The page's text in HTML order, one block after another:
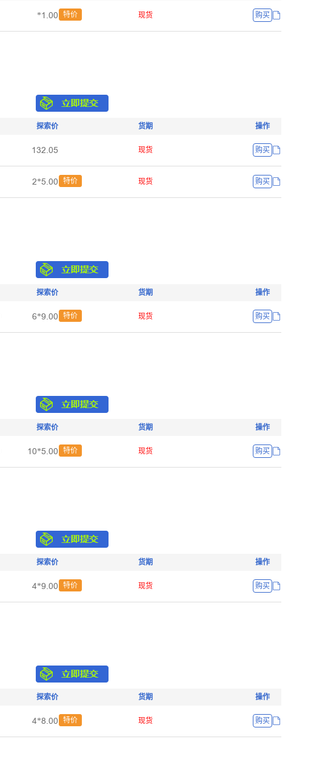
*Ȝŕŏŏ 特价 现货 购买
探索价 货期 操作
ȜğĤŕŏŪ 现货 购买
Ĥ*Ūŕŏŏ 特价 现货 购买
探索价 货期 操作
Ī*Žŕŏŏ 特价 现货 购买
探索价 货期 操作
Ȝŏ*Ūŕŏŏ 特价 现货 购买
探索价 货期 操作
Ȧ*Žŕŏŏ 特价 现货 购买
探索价 货期 操作
Ȧ*Ȥŕŏŏ 特价 现货 购买